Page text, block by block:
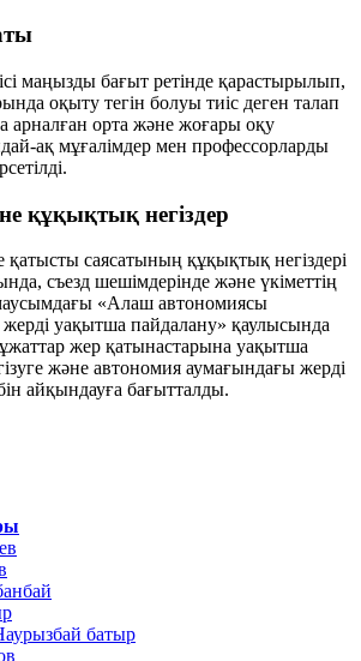
маңызды бағыт ретінде қарастырылып,
оқыту тегін болуы тиіс деген талап
арналған орта және жоғары оқу
ақ мұғалімдер мен профессорларды
құқықтық негіздер
саясатының құқықтық негіздері
съезд шешімдерінде және үкіметтің
«Алаш автономиясы
уақытша пайдалану» қаулысында
жер қатынастарына уақытша
және автономия аумағындағы жерді
айқындауға бағытталды.
батыр